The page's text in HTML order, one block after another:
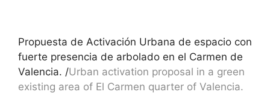
Propuesta de Activación Urbana de espacio con
fuerte presencia de arbolado en el Carmen de
Valencia. /Urban activation proposal in a green
existing area of El Carmen quarter of Valencia.